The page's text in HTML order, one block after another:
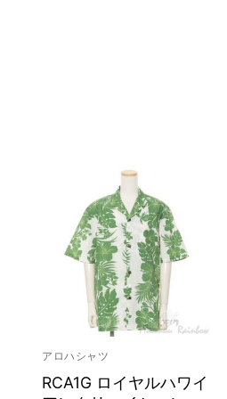
アロハシャツ
RCA1G ロイヤルハワイ